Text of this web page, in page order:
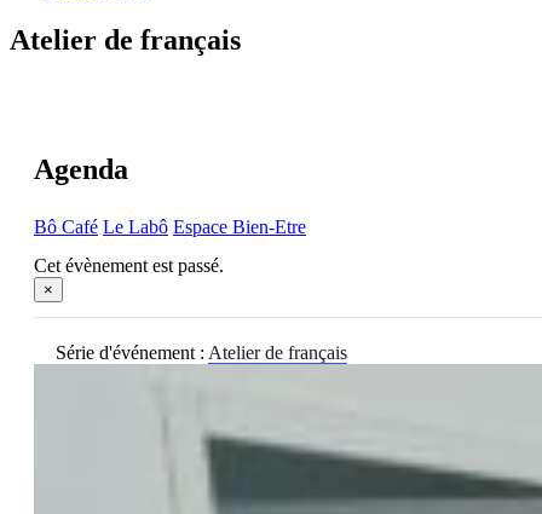
Atelier de français
Agenda
Bô Café Le Labô Espace Bien-Etre
Cet évènement est passé.
×
Série d'événement : Atelier de français